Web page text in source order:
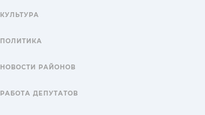
КУЛЬТУРА
ПОЛИТИКА
НОВОСТИ РАЙОНОВ
РАБОТА ДЕПУТАТОВ